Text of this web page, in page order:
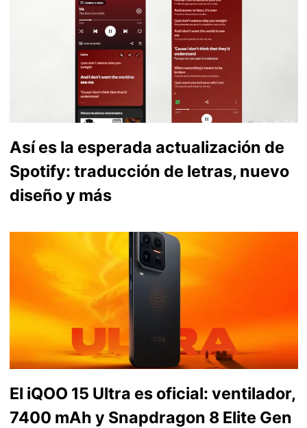
Así es la esperada actualización de
Spotify: traducción de letras, nuevo
diseño y más
El iQOO 15 Ultra es oficial: ventilador,
7400 mAh y Snapdragon 8 Elite Gen